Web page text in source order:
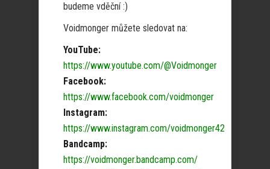
budeme vděční :)
Voidmonger můžete sledovat na:
YouTube:
https://www.youtube.com/@Voidmonger
Facebook:
https://www.facebook.com/voidmonger
Instagram:
https://www.instagram.com/voidmonger42
Bandcamp:
https://voidmonger.bandcamp.com/